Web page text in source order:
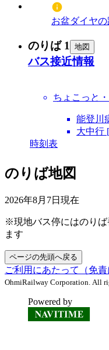
お盆ダイヤ
のりば 1 地図
バス接近情報
ちょこっと
能登川
大中行
時刻表
のりば地図
2026年8月7日 現在
※現地バス停にはのりば
ます
ページの先頭へ戻る
ご利用にあたって（免責
OhmiRailway Corporation. All
Powered by